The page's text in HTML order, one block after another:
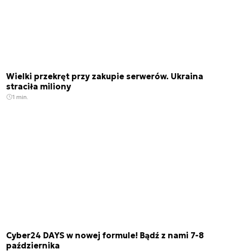
Wielki przekręt przy zakupie serwerów. Ukraina
straciła miliony
1 min.
Cyber24 DAYS w nowej formule! Bądź z nami 7-8
października